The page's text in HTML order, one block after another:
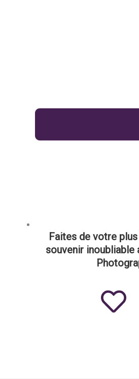
Faites de votre plus
souvenir inoubliable